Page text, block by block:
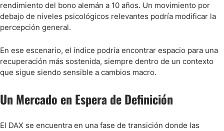
rendimiento del bono alemán a 10 años. Un movimiento por
debajo de niveles psicológicos relevantes podría modificar la
percepción general.
En ese escenario, el índice podría encontrar espacio para una
recuperación más sostenida, siempre dentro de un contexto
que sigue siendo sensible a cambios macro.
Un Mercado en Espera de Definición
El DAX se encuentra en una fase de transición donde las